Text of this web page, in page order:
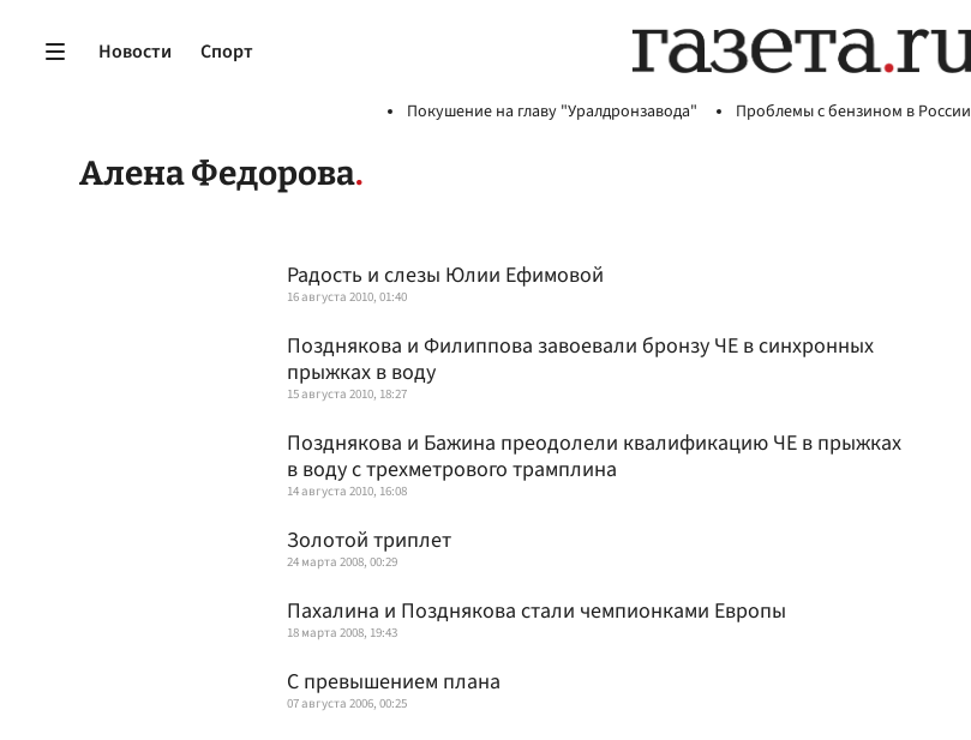
Новости Спорт
Покушение на главу "Уралдронзавода" Проблемы с бензином в России
Алена Федорова
Радость и слезы Юлии Ефимовой
16 августа 2010, 01:40
Позднякова и Филиппова завоевали бронзу ЧЕ в синхронных
прыжках в воду
15 августа 2010, 18:27
Позднякова и Бажина преодолели квалификацию ЧЕ в прыжках
в воду с трехметрового трамплина
14 августа 2010, 16:08
Золотой триплет
24 марта 2008, 00:29
Пахалина и Позднякова стали чемпионками Европы
18 марта 2008, 19:43
С превышением плана
07 августа 2006, 00:25